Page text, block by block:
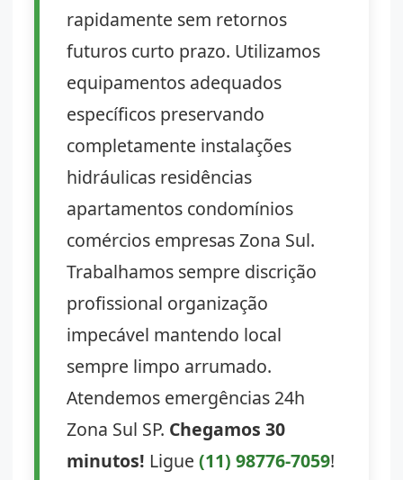
rapidamente sem retornos
futuros curto prazo. Utilizamos
equipamentos adequados
específicos preservando
completamente instalações
hidráulicas residências
apartamentos condomínios
comércios empresas Zona Sul.
Trabalhamos sempre discrição
profissional organização
impecável mantendo local
sempre limpo arrumado.
Atendemos emergências 24h
Zona Sul SP. Chegamos 30
minutos! Ligue(11) 98776-7059!